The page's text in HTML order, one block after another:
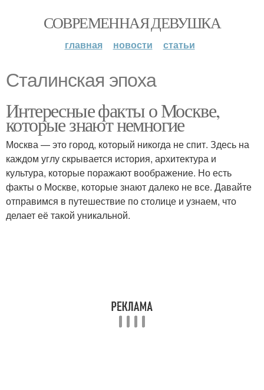
СОВРЕМЕННАЯ ДЕВУШКА
главная новости статьи
Сталинская эпоха
Интересные факты о Москве,
которые знают немногие
Москва — это город, который никогда не спит. Здесь на
каждом углу скрывается история, архитектура и
культура, которые поражают воображение. Но есть
факты о Москве, которые знают далеко не все. Давайте
отправимся в путешествие по столице и узнаем, что
делает её такой уникальной.